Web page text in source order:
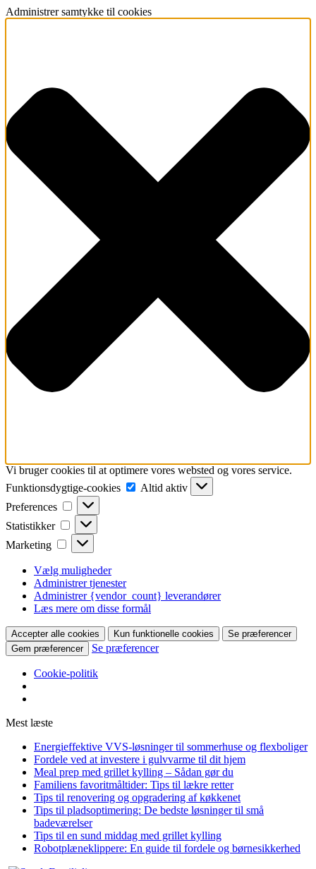
Administrer samtykke til cookies
Vi bruger cookies til at optimere vores websted og vores service.
Funktionsdygtige-cookies
Funktionsdygtige-
cookies
Altid aktiv
Preferences
Preferences
Statistikker Statistikker
Marketing Marketing
Vælg muligheder
Administrer tjenester
Administrer {vendor_count} leverandører
Læs mere om disse formål
Accepter alle cookies Kun funktionelle cookies
Se præferencer
Gem præferencer
Se præferencer
Cookie-politik
Mest læste
Energieffektive VVS-løsninger til sommerhuse og flexboliger
Fordele ved at investere i gulvvarme til dit hjem
Meal prep med grillet kylling – Sådan gør du
Familiens favoritmåltider: Tips til lækre retter
Tips til renovering og opgradering af køkkenet
Tips til pladsoptimering: De bedste løsninger til små
badeværelser
Tips til en sund middag med grillet kylling
Robotplæneklippere: En guide til fordele og børnesikkerhed